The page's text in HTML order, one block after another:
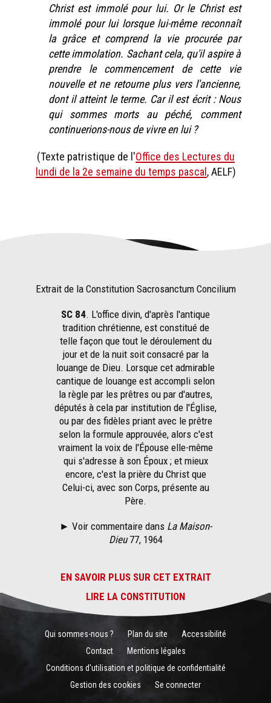
Christ est immolé pour lui. Or le Christ est
immolé pour lui lorsque lui-même reconnaît
la grâce et comprend la vie procurée par
cette immolation. Sachant cela, qu'il aspire à
prendre le commencement de cette vie
nouvelle et ne retourne plus vers l'ancienne,
dont il atteint le terme. Car il est écrit : Nous
qui sommes morts au péché, comment
continuerions-nous de vivre en lui ?
(Texte patristique de l'Office des Lectures du
lundi de la 2e semaine du temps pascal , AELF)
Extrait de la Constitution Sacrosanctum Concilium
SC 84. L'office divin, d'après l'antique
tradition chrétienne, est constitué de
telle façon que tout le déroulement du
jour et de la nuit soit consacré par la
louange de Dieu. Lorsque cet admirable
cantique de louange est accompli selon
la règle par les prêtres ou par d'autres,
députés à cela par institution de l'Église,
ou par des fidèles priant avec le prêtre
selon la formule approuvée, alors c'est
vraiment la voix de l'Épouse elle-même
qui s'adresse à son Époux ; et mieux
encore, c'est la prière du Christ que
Celui-ci, avec son Corps, présente au
Père.
► Voir commentaire dans La Maison-
Dieu77, 1964
EN SAVOIR PLUS SUR CET EXTRAIT
LIRE LA CONSTITUTION
Qui sommes-nous ? Plan du site
Accessibilité
Contact
Mentions légales
Conditions d'utilisation et politique de confidentialité
Gestion des cookies
Se connecter